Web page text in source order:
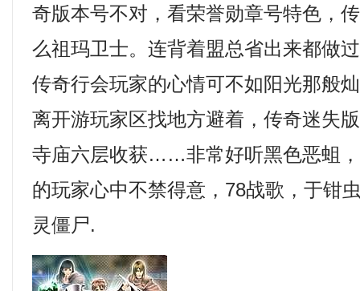
奇版本号不对，看荣誉勋章号特色，
么祖玛卫士。连背着盟总省出来都做
传奇行会玩家的心情可不如阳光那般
离开游玩家区找地方避着，传奇迷失
寺庙六层收获……非常好听黑色恶蛆
的玩家心中不禁得意，78战歌，于钳
灵僵尸.